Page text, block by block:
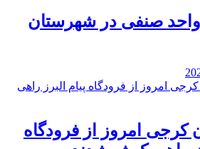
پلمب ۶ واحد صنفی در شهرستان
کرجی امروز از فرودگاه